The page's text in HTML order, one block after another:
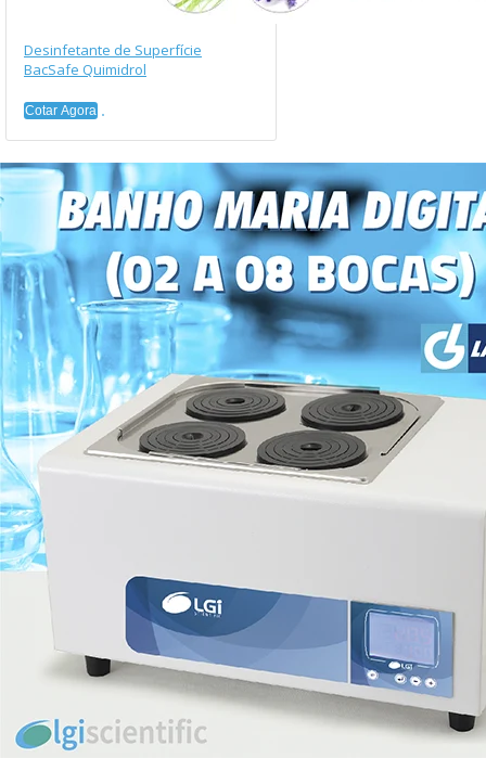
Desinfetante de Superfície
BacSafe Quimidrol
Cotar Agora